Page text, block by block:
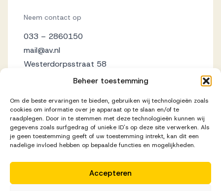
Beheer toestemming
Om de beste ervaringen te bieden, gebruiken wij technologieën zoals
cookies om informatie over je apparaat op te slaan en/of te
raadplegen. Door in te stemmen met deze technologieën kunnen wij
gegevens zoals surfgedrag of unieke ID's op deze site verwerken. Als
je geen toestemming geeft of uw toestemming intrekt, kan dit een
nadelige invloed hebben op bepaalde functies en mogelijkheden.
Accepteren
Neem contact op
033 – 2860150
mail@av.nl
Westerdorpsstraat 58
3871 AZ Hoevelaken